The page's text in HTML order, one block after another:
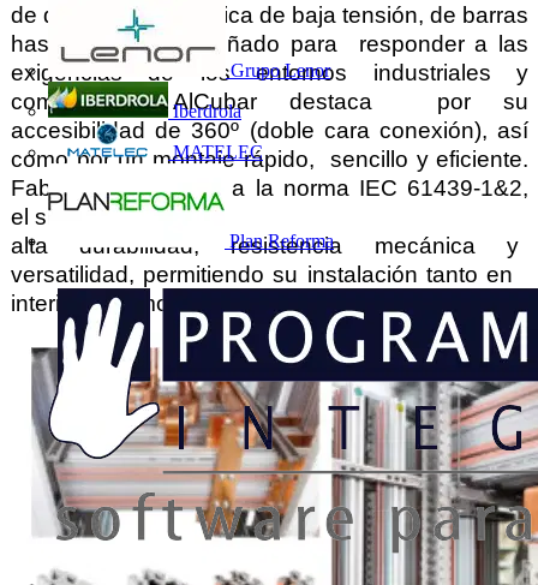
Grupo Lenor
Iberdrola
MATELEC
Plan Reforma
de distribución eléctrica de baja tensión, de barras
hasta 3.400 A. Diseñado para  responder a las
exigencias de los entornos industriales y
comerciales, AlCubar destaca  por su
accesibilidad de 360º (doble cara conexión), así
como por un montaje rápido,  sencillo y eficiente.
Fabricado conforme a la norma IEC 61439-1&2,
el sistema combina
alta durabilidad, resistencia mecánica y
versatilidad, permitiendo su instalación tanto en
interiores como en exteriores.